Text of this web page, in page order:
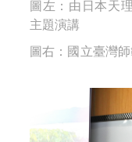
圖左：由日本天
主題演講
圖右： 國立臺灣